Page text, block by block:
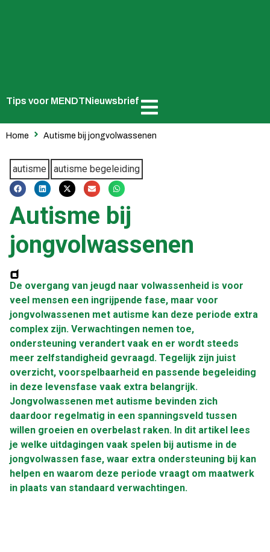
Tips voor MENDTNieuwsbrief
Home Autisme bij jongvolwassenen
autisme autisme begeleiding
Autisme bij
jongvolwassenen
De overgang van jeugd naar volwassenheid is voor
veel mensen een ingrijpende fase, maar voor
jongvolwassenen met autisme kan deze periode extra
complex zijn. Verwachtingen nemen toe,
ondersteuning verandert vaak en er wordt steeds
meer zelfstandigheid gevraagd. Tegelijk zijn juist
overzicht, voorspelbaarheid en passende begeleiding
in deze levensfase vaak extra belangrijk.
Jongvolwassenen met autisme bevinden zich
daardoor regelmatig in een spanningsveld tussen
willen groeien en overbelast raken. In dit artikel lees
je welke uitdagingen vaak spelen bij autisme in de
jongvolwassen fase, waar extra ondersteuning bij kan
helpen en waarom deze periode vraagt om maatwerk
in plaats van standaard verwachtingen.